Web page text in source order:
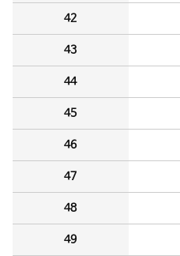
42
43
44
45
46
47
48
49